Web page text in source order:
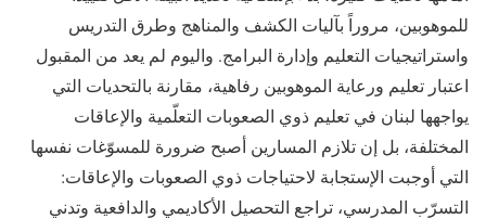
للموهوبين، مروراً بآليات الكشف والمناهج وطرق التدريس
واستراتيجيات التعليم وإدارة البرامج. واليوم لم يعد من المقبول
اعتبار تعليم ورعاية الموهوبين رفاهية، مقارنة بالتحديات التي
يواجهها لبنان في تعليم ذوي الصعوبات التعلّمية والإعاقات
المختلفة، بل إن تلازم المسارين أصبح ضرورة للمسوّغات نفسها
التي أوجبت الإستجابة لاحتياجات ذوي الصعوبات والإعاقات:
التسرّب المدرسي، تراجع التحصيل الأكاديمي والدافعية وتدني